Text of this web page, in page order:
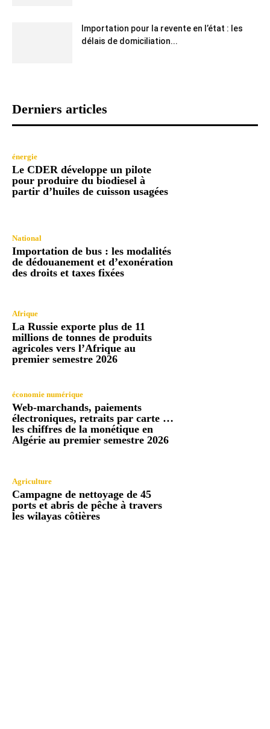
Importation pour la revente en l’état : les
délais de domiciliation...
Derniers articles
énergie
Le CDER développe un pilote
pour produire du biodiesel à
partir d’huiles de cuisson usagées
National
Importation de bus : les modalités
de dédouanement et d’exonération
des droits et taxes fixées
Afrique
La Russie exporte plus de 11
millions de tonnes de produits
agricoles vers l’Afrique au
premier semestre 2026
économie numérique
Web-marchands, paiements
électroniques, retraits par carte …
les chiffres de la monétique en
Algérie au premier semestre 2026
Agriculture
Campagne de nettoyage de 45
ports et abris de pêche à travers
les wilayas côtières